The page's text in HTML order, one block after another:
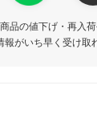
品の値下げ・再入
報がいち早く受け取